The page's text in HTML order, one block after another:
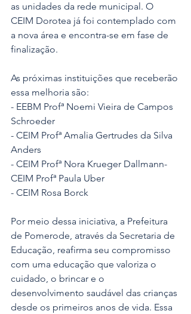
as unidades da rede municipal. O
CEIM Dorotea já foi contemplado com
a nova área e encontra-se em fase de
finalização.
As próximas instituições que receberão
essa melhoria são:
- EEBM Profª Noemi Vieira de Campos
Schroeder
- CEIM Profª Amalia Gertrudes da Silva
Anders
- CEIM Profª Nora Krueger Dallmann-
CEIM Profª Paula Uber
- CEIM Rosa Borck
Por meio dessa iniciativa, a Prefeitura
de Pomerode, através da Secretaria de
Educação, reafirma seu compromisso
com uma educação que valoriza o
cuidado, o brincar e o
desenvolvimento saudável das crianças
desde os primeiros anos de vida. Essa